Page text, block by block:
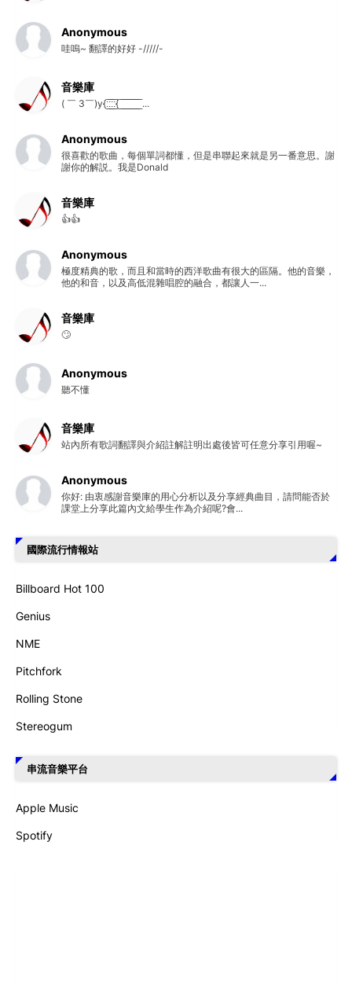
Anonymous
哇嗚~ 翻譯的好好 -/////-
音樂庫
( ￣ 3￣)y{:̲̅:̲̅:̲̅:̲̅{ ̲̅ ̲̅ ̲̅ ̲̅ ̲̅ ̲̅ ̲̅ ̲̅ ̲̅ ...
Anonymous
很喜歡的歌曲，每個單詞都懂，但是串聯起來就是另一番意思。謝
謝你的解説。我是Donald
音樂庫
👍👍
Anonymous
極度精典的歌，而且和當時的西洋歌曲有很大的區隔。他的音樂，
他的和音，以及高低混雜唱腔的融合，都讓人一...
音樂庫
🙄
Anonymous
聽不懂
音樂庫
站內所有歌詞翻譯與介紹註解註明出處後皆可任意分享引用喔~
Anonymous
你好: 由衷感謝音樂庫的用心分析以及分享經典曲目，請問能否於
課堂上分享此篇內文給學生作為介紹呢?會...
國際流行情報站
Billboard Hot 100
Genius
NME
Pitchfork
Rolling Stone
Stereogum
串流音樂平台
Apple Music
Spotify